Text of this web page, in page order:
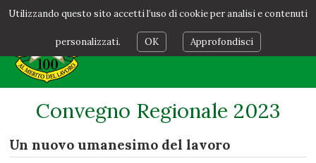
Utilizzando questo sito accetti l’uso di cookie per analisi e contenuti
personalizzati. OK Approfondisci
Convegno Regionale 2023
Un nuovo umanesimo del lavoro